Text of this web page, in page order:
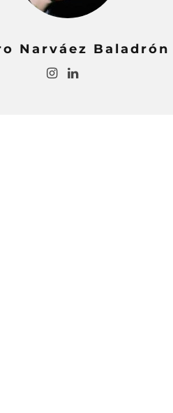
Narváez Baladrón